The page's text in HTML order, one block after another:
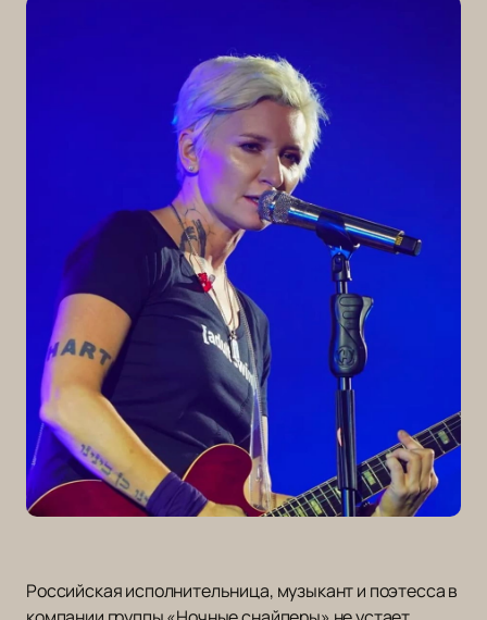
Российская исполнительница, музыкант и поэтесса в